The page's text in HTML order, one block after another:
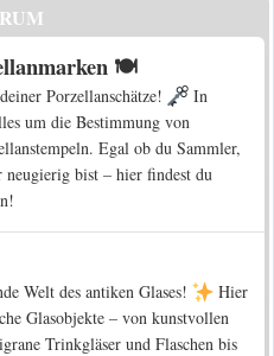
🍽️
Porzellanschätze!
In
um die Bestimmung von
Egal ob du Sammler,
bist – hier findest du
Welt des antiken Glases!
Hier
Glasobjekte – von kunstvollen
Trinkgläser und Flaschen bis